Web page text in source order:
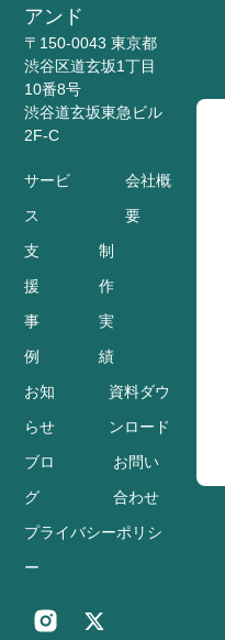
アンド
〒150-0043 東京都
渋谷区道玄坂1丁目
10番8号
渋谷道玄坂東急ビル
2F-C
サービ
ス
会社概
要
支
援
事
例
制
作
実
績
お知
らせ
資料ダウ
ンロード
ブロ
グ
お問い
合わせ
プライバシーポリシ
ー